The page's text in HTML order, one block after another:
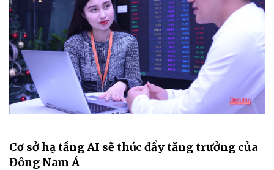
Cơ sở hạ tầng AI sẽ thúc đẩy tăng trưởng của
Đông Nam Á